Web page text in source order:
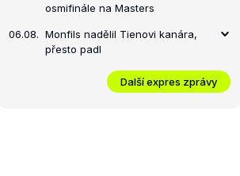
osmifinále na Masters
06.08. Monfils nadělil Tienovi kanára,
přesto padl
Další expres zprávy